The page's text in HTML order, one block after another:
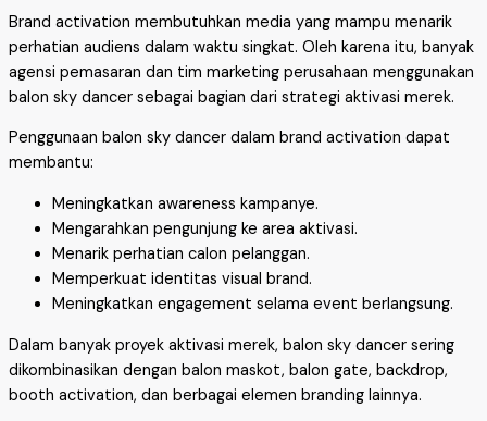
Brand activation membutuhkan media yang mampu menarik
perhatian audiens dalam waktu singkat. Oleh karena itu, banyak
agensi pemasaran dan tim marketing perusahaan menggunakan
balon sky dancer sebagai bagian dari strategi aktivasi merek.
Penggunaan balon sky dancer dalam brand activation dapat
membantu:
Meningkatkan awareness kampanye.
Mengarahkan pengunjung ke area aktivasi.
Menarik perhatian calon pelanggan.
Memperkuat identitas visual brand.
Meningkatkan engagement selama event berlangsung.
Dalam banyak proyek aktivasi merek, balon sky dancer sering
dikombinasikan dengan balon maskot, balon gate, backdrop,
booth activation, dan berbagai elemen branding lainnya.